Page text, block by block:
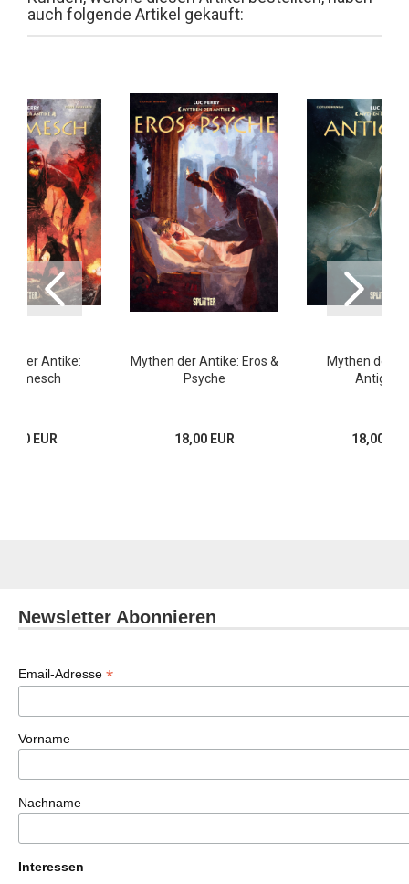
auch folgende Artikel gekauft:
der Antike:
EUR
Mythen der Antike: Eros &
Psyche
18,00 EUR
Mythen der
Antigone
18,00
Newsletter Abonnieren
Email-Adresse *
Vorname
Nachname
Interessen